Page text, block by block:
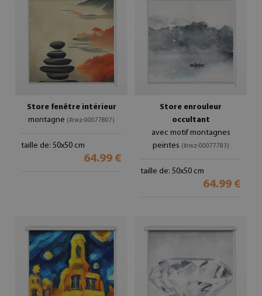
Store fenêtre intérieur
montagne (#rwz-00077807)
taille de: 50x50 cm
64.99 €
Store enrouleur
occultant
avec motif montagnes
peintes (#rwz-00077783)
taille de: 50x50 cm
64.99 €